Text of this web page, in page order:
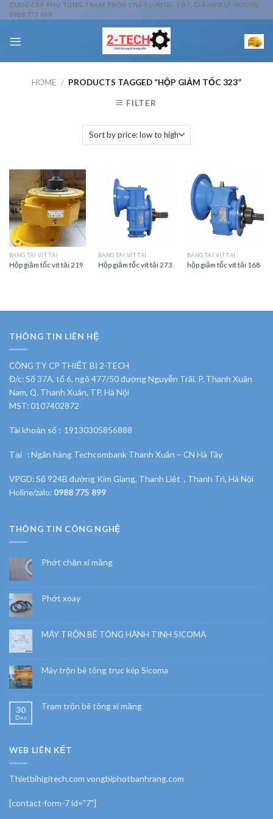
Skip
to
CUNG CẤP PHỤ TÙNG TRẠM TRỘN CHẤT LƯỢNG TỐT, GIÁ HỢP LÝ, HOLINE:
0988 775 899
HOME / PRODUCTS TAGGED “HỘP GIẢM TỐC 323”
FILTER
BĂNG TẢI VÍT TẢI
Hộp giảm tốc vít tải 219
BĂNG TẢI VÍT TẢI
Hộp giảm tốc vít tải 273
BĂNG TẢI VÍT TẢI
hộp giảm tốc vít tải 168
THÔNG TIN LIÊN HỆ
CÔNG TY CP THIẾT BỊ 2-TECH
Đ/c: Số 37A, tổ 6, ngõ 477/50 đường Nguyễn Trãi, P. Thanh Xuân
Nam, Q. Thanh Xuân, TP. Hà Nội
MST: 0107402872
Tài khoản số : 19130305856888
Tại : Ngân hàng Techcombank Thanh Xuân – CN Hà Tây
VPGD: Số 924B đường Kim Giang, Thanh Liệt , Thanh Trì, Hà Nội
Holine/zalo: 0988 775 899
THÔNG TIN CÔNG NGHỆ
Phớt chặn xi măng
Phớt xoay
MÁY TRỘN BÊ TÔNG HÀNH TINH SICOMA
Máy trộn bê tông trục kép Sicoma
30
Dec
Trạm trộn bê tông xi măng
WEB LIÊN KẾT
Thietbihigitech.com vongbiphotbanhrang.com
[contact-form-7 id="7"]